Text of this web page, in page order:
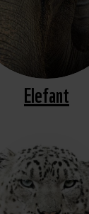
Elefant